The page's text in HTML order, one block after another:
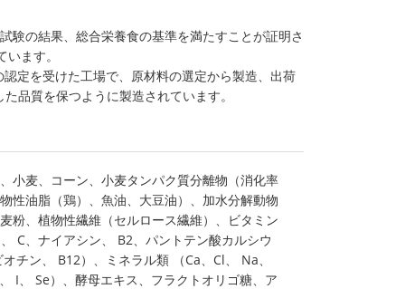
験の結果、総合栄養食の基準を満たすことが証明さ
ます。
定を受けた工場で、原材料の選定から製造、出荷
品質を保つように製造されています。
小麦、コーン、小麦タンパク質分離物（消化率
性油脂（鶏）、魚油、大豆油）、加水分解動物
粉、植物性繊維（セルロース繊維）、ビタミン
C、ナイアシン、 B2、パントテン酸カルシウ
チン、 B12）、ミネラル類 （Ca、Cl、 Na、
I、 Se）、酵母エキス、フラクトオリゴ糖、ア